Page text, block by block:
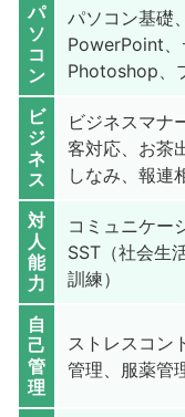
パ
ソ
コ
ン
パソコン基礎
PowerPoint、
Photoshop、
ビ
ジ
ネ
ス
ビジネスマナ
客対応、お茶
しなみ、報連
対
人
能
力
コミュニケー
SST（社会生
訓練）
自
己
管
理
ストレスコン
管理、服薬管